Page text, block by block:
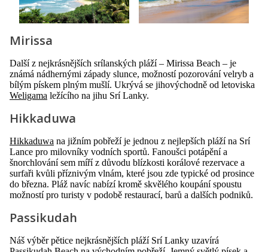
Mirissa
Další z nejkrásnějších srílanských pláží – Mirissa Beach – je
známá nádhernými západy slunce, možností pozorování velryb a
bílým pískem plným mušlí. Ukrývá se jihovýchodně od letoviska
Weligama ležícího na jihu Srí Lanky.
Hikkaduwa
Hikkaduwa na jižním pobřeží je jednou z nejlepších pláží na Srí
Lance pro milovníky vodních sportů. Fanoušci potápění a
šnorchlování sem míří z důvodu blízkosti korálové rezervace a
surfaři kvůli příznivým vlnám, které jsou zde typické od prosince
do března. Pláž navíc nabízí kromě skvělého koupání spoustu
možností pro turisty v podobě restaurací, barů a dalších podniků.
Passikudah
Náš výběr pětice nejkrásnějších pláží Srí Lanky uzavírá